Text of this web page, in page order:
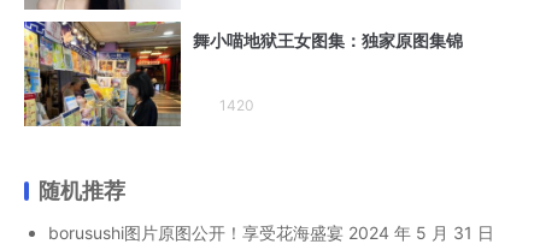
舞小喵地狱王女图集：独家原图集锦
1420
随机推荐
borusushi图片原图公开！享受花海盛宴 2024 年 5 月 31 日